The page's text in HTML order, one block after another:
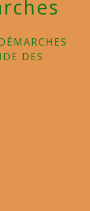
DES